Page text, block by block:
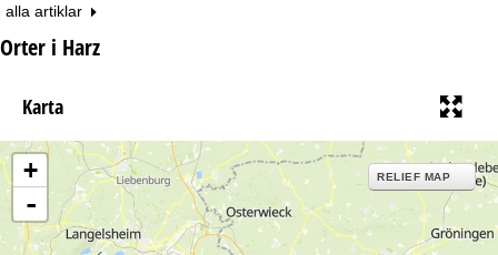
alla artiklar
Orter i Harz
Karta
+
-
RELIEF MAP